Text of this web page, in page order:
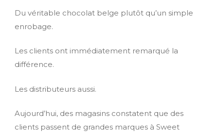
Du véritable chocolat belge plutôt qu’un simple
enrobage.
Les clients ont immédiatement remarqué la
différence.
Les distributeurs aussi.
Aujourd’hui, des magasins constatent que des
clients passent de grandes marques à Sweet